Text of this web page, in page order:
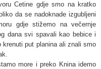
Cetine gdje smo na kratko
da se nadoknade izgubljeni
gdje stižemo na večernje
dana svi spavali kao bebice i
put planina ali znali smo
more i preko Knina idemo